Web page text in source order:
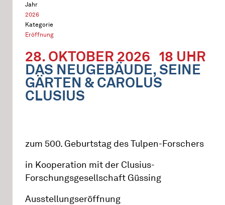
Jahr
2026
Kategorie
Eröffnung
28. OKTOBER 2026 18 UHR
DAS NEUGEBÄUDE, SEINE
GÄRTEN & CAROLUS
CLUSIUS
zum 500. Geburtstag des Tulpen-Forschers
in Kooperation mit der Clusius-
Forschungsgesellschaft Güssing
Ausstellungseröffnung